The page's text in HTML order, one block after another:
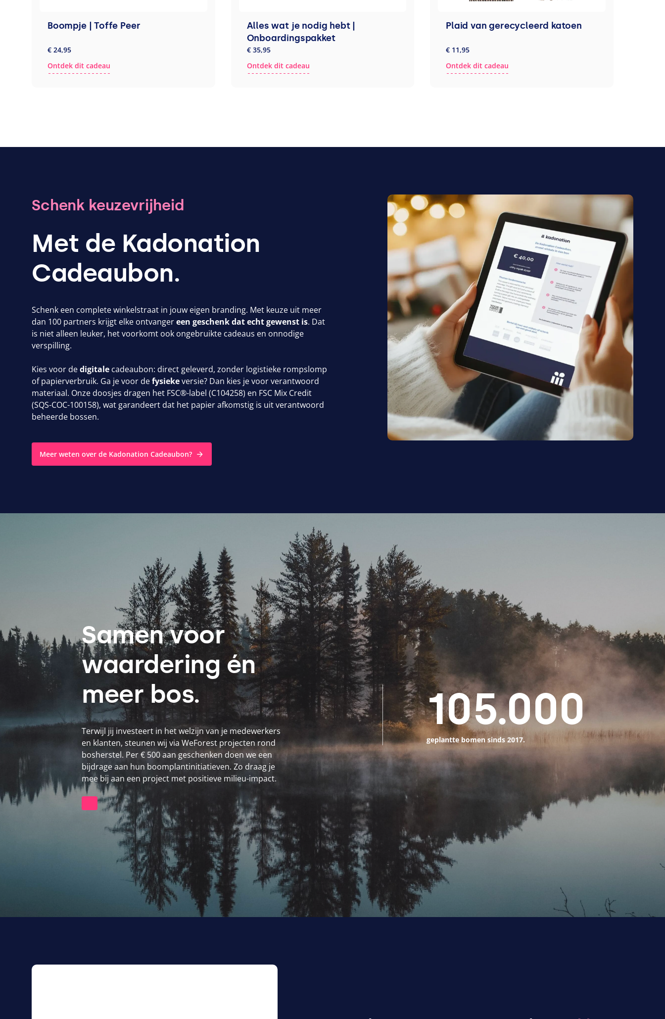
Boompje | Toffe Peer
€ 24,95
Ontdek dit cadeau
Alles wat je nodig hebt |
Onboardingspakket
€ 35,95
Ontdek dit cadeau
Plaid van gerecycleerd katoen
€ 11,95
Ontdek dit cadeau
Schenk keuzevrijheid
Met de Kadonation
Cadeaubon.
Schenk een complete winkelstraat in jouw eigen branding. Met keuze uit meer
dan 100 partners krijgt elke ontvangereen geschenk dat echt gewenst is. Dat
is niet alleen leuker, het voorkomt ook ongebruikte cadeaus en onnodige
verspilling.
Kies voor dedigitale cadeaubon: direct geleverd, zonder logistieke rompslomp
of papierverbruik. Ga je voor defysiekeversie? Dan kies je voor verantwoord
materiaal. Onze doosjes dragen het FSC®-label (C104258) en FSC Mix Credit
(SQS-COC-100158), wat garandeert dat het papier afkomstig is uit verantwoord
beheerde bossen.
Meer weten over de Kadonation Cadeaubon?
Samen voor
waardering én
meer bos.
Terwijl jij investeert in het welzijn van je medewerkers
en klanten, steunen wij via WeForest projecten rond
bosherstel. Per€ 500aan geschenken doen we een
bijdrage aan hun boomplantinitiatieven. Zo draag je
mee bij aan een project met positieve milieu-impact.
105.000
geplantte bomen sinds2017.